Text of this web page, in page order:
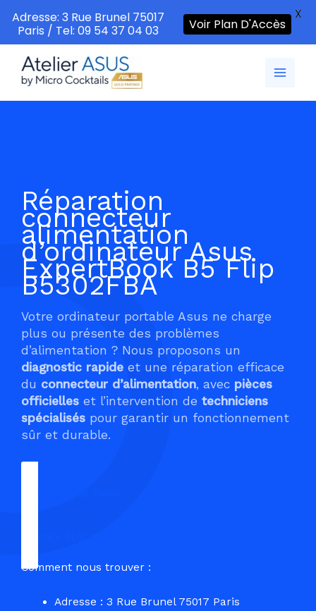
contenu
Réparation
connecteur
alimentation
d’ordinateur Asus
ExpertBook B5 Flip
B5302FBA
Votre ordinateur portable Asus ne charge
plus ou présente des problèmes
d’alimentation ? Nous proposons un
diagnostic rapide et une réparation efficace
du connecteur d’alimentation, avec pièces
officielles et l’intervention de techniciens
spécialisés pour garantir un fonctionnement
sûr et durable.
Comment nous trouver :
Adresse : 3 Rue Brunel 75017 Paris
Adresse: 3 Rue Brunel 75017
Paris / Tel: 09 54 37 04 03
Voir Plan D'Accès
X